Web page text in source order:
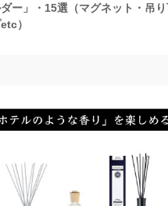
ー」・15選（マグネット・吊
）